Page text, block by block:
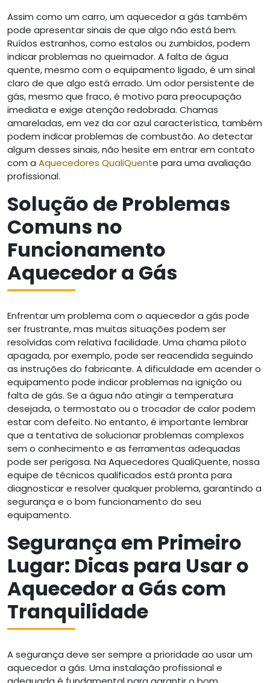
Assim como um carro, um aquecedor a gás também
pode apresentar sinais de que algo não está bem.
Ruídos estranhos, como estalos ou zumbidos, podem
indicar problemas no queimador. A falta de água
quente, mesmo com o equipamento ligado, é um sinal
claro de que algo está errado. Um odor persistente de
gás, mesmo que fraco, é motivo para preocupação
imediata e exige atenção redobrada. Chamas
amareladas, em vez da cor azul característica, também
podem indicar problemas de combustão. Ao detectar
algum desses sinais, não hesite em entrar em contato
com a Aquecedores QualiQuente para uma avaliação
profissional.
Solução de Problemas
Comuns no
Funcionamento
Aquecedor a Gás
Enfrentar um problema com o aquecedor a gás pode
ser frustrante, mas muitas situações podem ser
resolvidas com relativa facilidade. Uma chama piloto
apagada, por exemplo, pode ser reacendida seguindo
as instruções do fabricante. A dificuldade em acender o
equipamento pode indicar problemas na ignição ou
falta de gás. Se a água não atingir a temperatura
desejada, o termostato ou o trocador de calor podem
estar com defeito. No entanto, é importante lembrar
que a tentativa de solucionar problemas complexos
sem o conhecimento e as ferramentas adequadas
pode ser perigosa. Na Aquecedores QualiQuente, nossa
equipe de técnicos qualificados está pronta para
diagnosticar e resolver qualquer problema, garantindo a
segurança e o bom funcionamento do seu
equipamento.
Segurança em Primeiro
Lugar: Dicas para Usar o
Aquecedor a Gás com
Tranquilidade
A segurança deve ser sempre a prioridade ao usar um
aquecedor a gás. Uma instalação profissional e